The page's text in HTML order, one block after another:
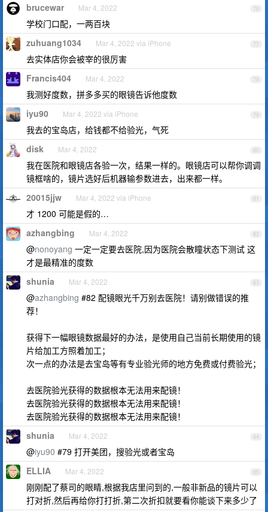
76
brucewar Mar 4, 2022
学校门口配，一两百块
77
zuhuang1034 Mar 4, 2022 via iPhone
去实体店你会被宰的很厉害
78
Francis404 Mar 4, 2022
我测好度数，拼多多买的眼镜告诉他度数
79
iyu90 Mar 4, 2022 via iPhone
我去的宝岛店，给钱都不给验光，气死
80
disk Mar 4, 2022
我在医院和眼镜店各验一次，结果一样的。眼镜店可以帮你调调
镜框啥的，镜片选好后机器输参数进去，出来都一样。
81
20015jjw Mar 4, 2022 via iPhone
才 1200 可能是假的…
82
azhangbing Mar 4, 2022
@nonoyang 一定一定要去医院,因为医院会散瞳状态下测试 这
才是最精准的度数
83
shunia Mar 4, 2022
@azhangbing #82 配镜眼光千万别去医院！请别做错误的推
荐！
获得下一幅眼镜数据最好的办法，是使用自己当前长期使用的镜
片给加工方照着加工；
次一点的办法是去宝岛等有专业验光师的地方免费或付费验光；
去医院验光获得的数据根本无法用来配镜！
去医院验光获得的数据根本无法用来配镜！
去医院验光获得的数据根本无法用来配镜！
84
shunia Mar 4, 2022
@iyu90 #79 打开美团，搜验光或者宝岛
85
ELLIA Mar 4, 2022
刚刚配了蔡司的眼睛,根据我店里问到的,一般非新品的镜片可以
打对折,然后再给你打打折,第二次折扣就要看你能谈下来多少了